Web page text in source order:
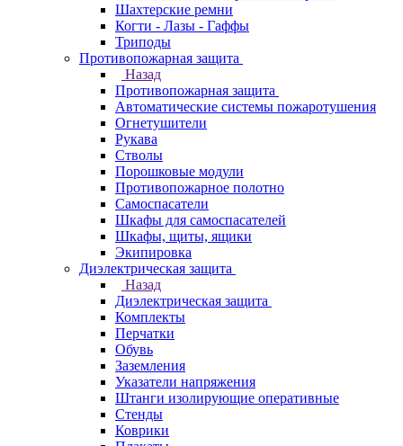
Шахтерские ремни
Когти - Лазы - Гаффы
Триподы
Противопожарная защита
Назад
Противопожарная защита
Автоматические системы пожаротушения
Огнетушители
Рукава
Стволы
Порошковые модули
Противопожарное полотно
Самоспасатели
Шкафы для самоспасателей
Шкафы, щиты, ящики
Экипировка
Диэлектрическая защита
Назад
Диэлектрическая защита
Комплекты
Перчатки
Обувь
Заземления
Указатели напряжения
Штанги изолирующие оперативные
Стенды
Коврики